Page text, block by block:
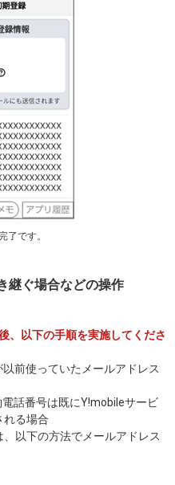
了です。
継ぐ場合などの操作
、以下の手順を実施してくださ
前使っていたメールアドレス
話番号は既にY!mobileサービ
れる場合
、以下の方法でメールアドレス